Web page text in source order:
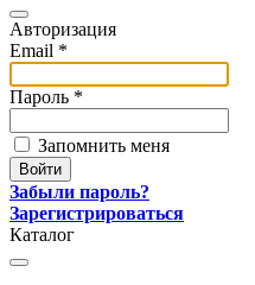
Авторизация
Email *
Пароль *
Запомнить меня
Забыли пароль?
Зарегистрироваться
Каталог